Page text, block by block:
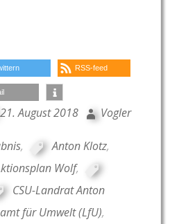
RSS-feed
21. August 2018 Vogler
, Anton Klotz,
Wolf,
CSU-Landrat Anton
für Umwelt (LfU),